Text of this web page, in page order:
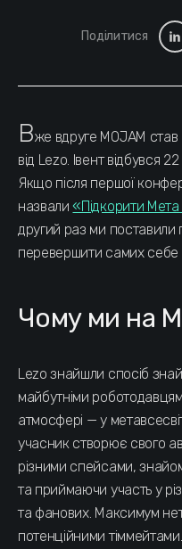
Поділитися
Вже вдруге MOJAM
від Lezo. Iвент відбувся
Якщо після першої
назвали«Підкорити
другий раз ми
перевершити самих себе
Чому ми на
Lezo знайшли спосіб
майбутніми
атмосфері — у
учасник створює свого
різними спейсами,
та приймаючи участь у
та фанових. Максимум
потенційними